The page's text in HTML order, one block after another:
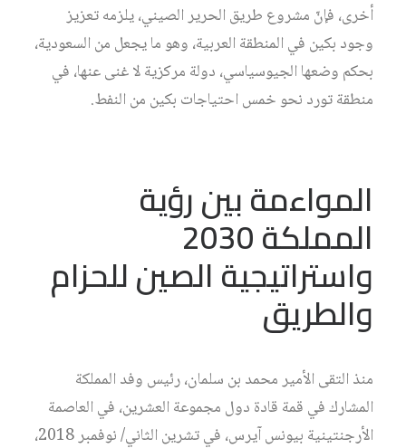
أخرى، فإنّ مشروع طريق الحرير الصيني، يلزمه تعزيز
وجود بكين في المنطقة العربية، وهو ما يجعل من السعودية،
بحكم وضعها الجيوسياسي، دولة مركزية لا غنى عنها، في
منطقة تورد نحو خمس احتياجات بكين من النفط.
المواءمة بين رؤية
المملكة 2030
واستراتيجية الصين للحزام
والطريق
منذ التقى الأمير محمد بن سلمان، رئيس وفد المملكة
المشارك في قمة قادة دول مجموعة العشرين، في العاصمة
الأرجنتينية بيونس آيرس، في تشرين الثاني/ نوفمبر 2018،